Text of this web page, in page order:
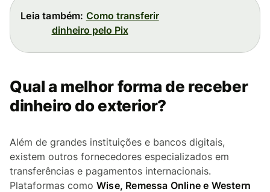
Leia também: Como transferir
dinheiro pelo Pix
Qual a melhor forma de receber
dinheiro do exterior?
Além de grandes instituições e bancos digitais,
existem outros fornecedores especializados em
transferências e pagamentos internacionais.
Plataformas como Wise, Remessa Online e Western